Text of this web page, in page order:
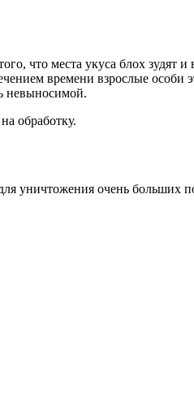
что места укуса блох зудят
времени взрослые особи
невыносимой.
обработку.
уничтожения очень больших